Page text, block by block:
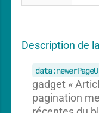
Description de
gadget «
pagination